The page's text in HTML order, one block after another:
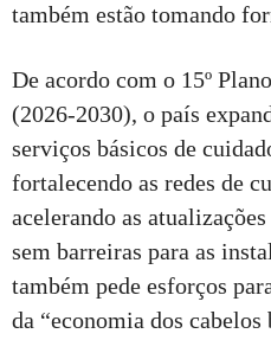
também estão tomando
De acordo com o 15º
(2026-2030), o país
serviços básicos de
fortalecendo as redes de
acelerando as
sem barreiras para as
também pede esforços
da “economia dos